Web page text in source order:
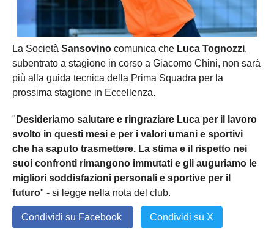
La Società Sansovino comunica che Luca Tognozzi,
subentrato a stagione in corso a Giacomo Chini, non sarà
più alla guida tecnica della Prima Squadra per la
prossima stagione in Eccellenza.
" Desideriamo salutare e ringraziare Luca per il lavoro
svolto in questi mesi e per i valori umani e sportivi
che ha saputo trasmettere. La stima e il rispetto nei
suoi confronti rimangono immutati e gli auguriamo le
migliori soddisfazioni personali e sportive per il
futuro" - si legge nella nota del club.
Condividi su Facebook Condividi su X